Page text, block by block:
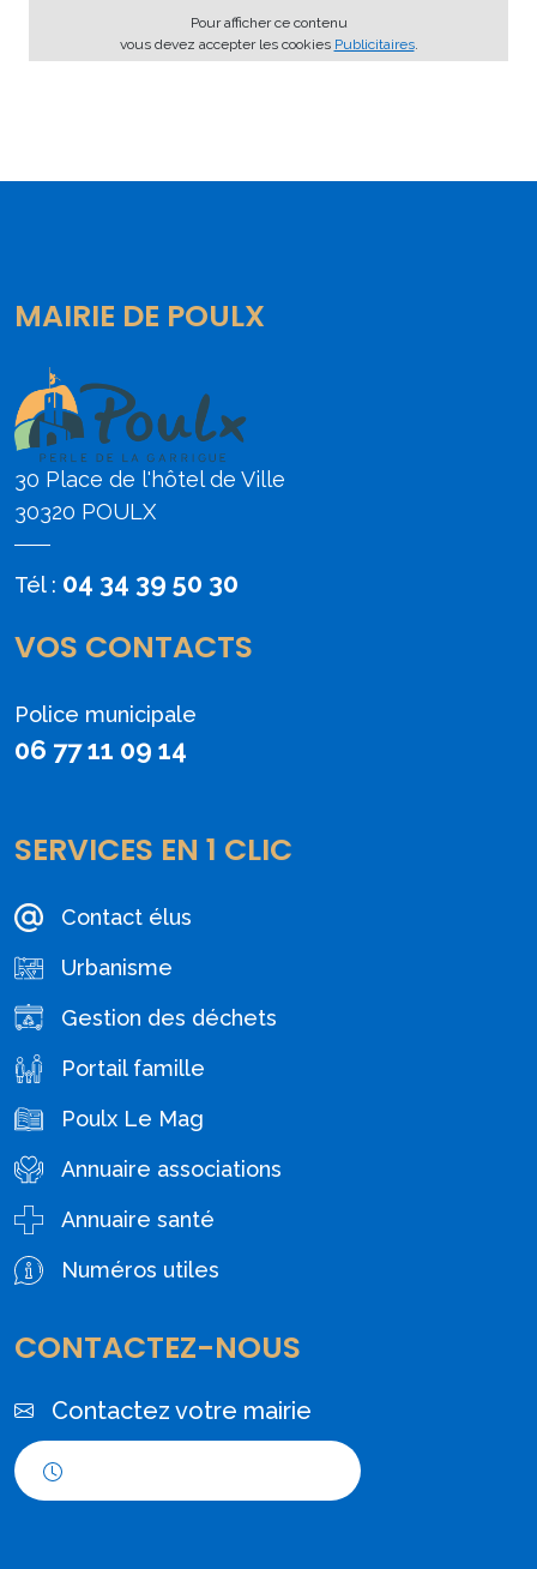
Pour afficher ce contenu
vous devez accepter les cookies Publicitaires.
MAIRIE DE POULX
30 Place de l'hôtel de Ville
30320 POULX
Tél : 04 34 39 50 30
VOS CONTACTS
Police municipale
06 77 11 09 14
SERVICES EN 1 CLIC
Contact élus
Urbanisme
Gestion des déchets
Portail famille
Poulx Le Mag
Annuaire associations
Annuaire santé
Numéros utiles
CONTACTEZ-NOUS
Contactez votre mairie